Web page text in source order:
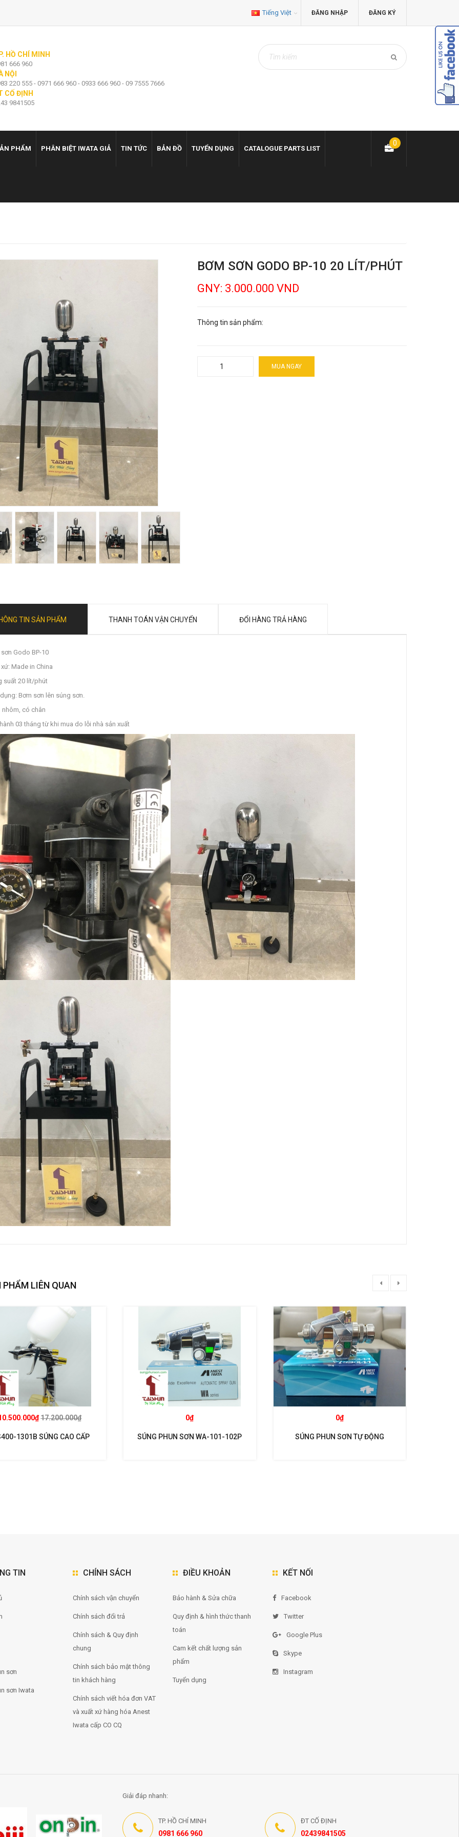
ĐĂNG NHẬP ĐĂNG KÝ
Tiếng Việt
HỒ CHÍ MINH
666 960
NỘI
220 555 - 0971 666 960 - 0933 666 960 - 09 7555 7666
CỐ ĐỊNH
9841505
PHẨM PHÂN BIỆT IWATA GIẢ TIN TỨC BẢN ĐỒ TUYỂN DỤNG CATALOGUE PARTS LIST
0
BƠM SƠN GODO BP-10 20 LÍT/PHÚT
GNY: 3.000.000 VND
Thông tin sản phẩm:
MUA NGAY
TIN SẢN PHẨM THANH TOÁN VẬN CHUYỂN ĐỔI HÀNG TRẢ HÀNG
Godo BP-10
Made in China
suất 20 lít/phút
Bơm sơn lên súng sơn.
nhôm, có chân
03 tháng từ khi mua do lỗi nhà sản xuất
PHẨM LIÊN QUAN
17.200.000₫
1301B SÚNG CAO CẤP
0₫
SÚNG PHUN SƠN WA-101-102P
0₫
SÚNG PHUN SƠN TỰ ĐỘNG
TIN
sơn
sơn Iwata
CHÍNH SÁCH
Chính sách vận chuyển
Chính sách đổi trả
Chính sách & Quy định
chung
Chính sách bảo mật thông
tin khách hàng
Chính sách viết hóa đơn VAT
và xuất xứ hàng hóa Anest
Iwata cấp CO CQ
ĐIỀU KHOẢN
Bảo hành & Sửa chữa
Quy định & hình thức thanh
toán
Cam kết chất lượng sản
phẩm
Tuyển dụng
KẾT NỐI
Facebook
Twitter
Google Plus
Skype
Instagram
Giải đáp nhanh:
TP. HỒ CHÍ MINH
0981 666 960
ĐT CỐ ĐỊNH
02439841505